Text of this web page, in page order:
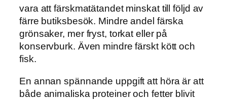
vara att färskmatätandet minskat till följd av
färre butiksbesök. Mindre andel färska
grönsaker, mer fryst, torkat eller på
konservburk. Även mindre färskt kött och
fisk.
En annan spännande uppgift att höra är att
både animaliska proteiner och fetter blivit